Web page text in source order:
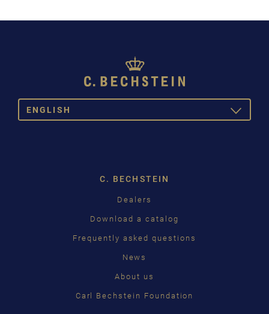
ENGLISH
TOGGLE
ČEŠTINA
C. BECHSTEIN
Dealers
Download a catalog
Frequently asked questions
News
About us
Carl Bechstein Foundation